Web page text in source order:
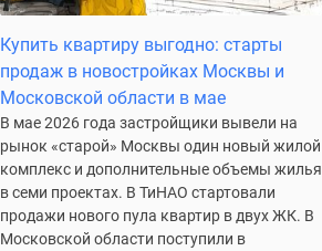
Купить квартиру выгодно: старты
продаж в новостройках Москвы и
Московской области в мае
В мае 2026 года застройщики вывели на
рынок «старой» Москвы один новый жилой
комплекс и дополнительные объемы жилья
в семи проектах. В ТиНАО стартовали
продажи нового пула квартир в двух ЖК. В
Московской области поступили в